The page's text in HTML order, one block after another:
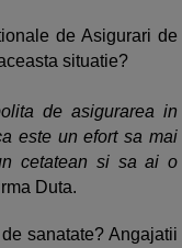
de Asigurari de
situatie?
de asigurarea in
este un efort sa mai
cetatean si sa ai o
Duta.
sanatate? Angajatii